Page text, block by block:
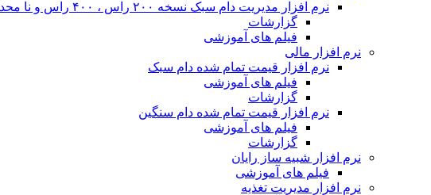
نرم افزار مدیریت دام سبک نسخه ۲۰۰ راس ، ۴۰۰ راس و نا محدود
گزارشات
فیلم های آموزشی
نرم افزار مالی
نرم افزار قیمت تمام شده دام سبک
فیلم های آموزشی
گزارشات
نرم افزار قیمت تمام شده دام سنگین
فیلم های آموزشی
گزارشات
نرم افزار شبیه ساز رایان
فیلم های آموزشی
نرم افزار مدیریت تغذیه